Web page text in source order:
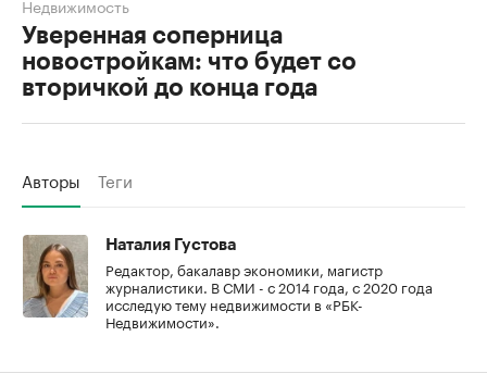
Уверенная соперница
новостройкам: что будет со
вторичкой до конца года
Недвижимость
Авторы Теги
Наталия Густова
Редактор, бакалавр экономики, магистр
журналистики. В СМИ - с 2014 года, с 2020 года
исследую тему недвижимости в «РБК-
Недвижимости».